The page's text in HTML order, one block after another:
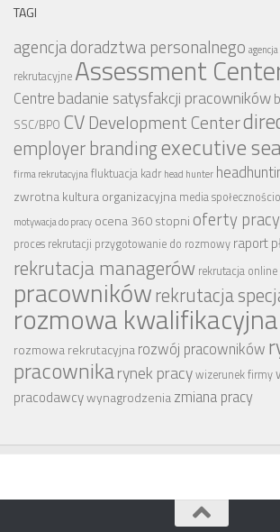
TAGI
agencja doradztwa personalnego
rekrutacyjne Assessment
Centre badanie satysfakcji pracowników
SSC/BPO CV Development Center
employer brandingexecutive
firma rekrutacyjnafluktuacja kadr head hunter
zwrotnakultura organizacyjna media
motywacja do pracy ocena 360 stopni oferty pracy
proces rekrutacji przygotowanie do rozmowy raport
rekrutacja managerów rekrutacja online
pracownikówrekrutacja
rozmowa kwalifikacyjna
rozmowa rekrutacyjnarozwój pracowników
pracownikarynek pracywizerunek firmy
pracodawcywynagrodzeniazmiana pracy